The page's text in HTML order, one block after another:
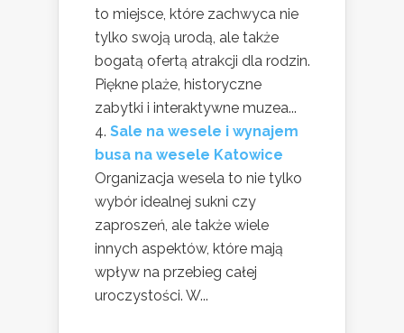
to miejsce, które zachwyca nie
tylko swoją urodą, ale także
bogatą ofertą atrakcji dla rodzin.
Piękne plaże, historyczne
zabytki i interaktywne muzea...
Sale na wesele i wynajem
busa na wesele Katowice
Organizacja wesela to nie tylko
wybór idealnej sukni czy
zaproszeń, ale także wiele
innych aspektów, które mają
wpływ na przebieg całej
uroczystości. W...